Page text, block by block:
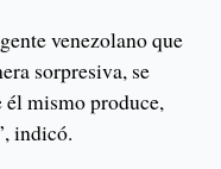
venezolano que
sorpresiva, se
él mismo produce,
indicó.